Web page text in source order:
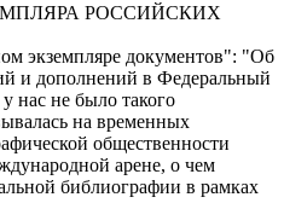
РОССИЙСКИХ
экземпляре документов": "Об
и дополнений в Федеральный
нас не было такого
на временных
общественности
арене, о чем
библиографии в рамках